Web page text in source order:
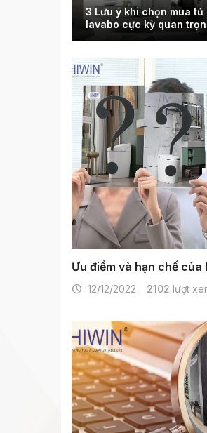
3 Lưu ý khi chọn mua tủ
lavabo cực kỳ quan
Ưu điểm và hạn chế
12/12/2022 2102 lượt